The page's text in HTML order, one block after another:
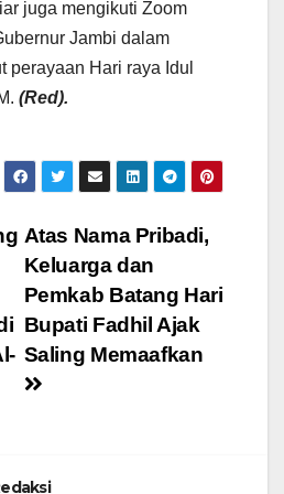
juga mengikuti Zoom
Jambi dalam
perayaan Hari raya Idul
(Red).
Atas Nama Pribadi,
Keluarga dan
Pemkab Batang Hari
Bupati Fadhil Ajak
Saling Memaafkan